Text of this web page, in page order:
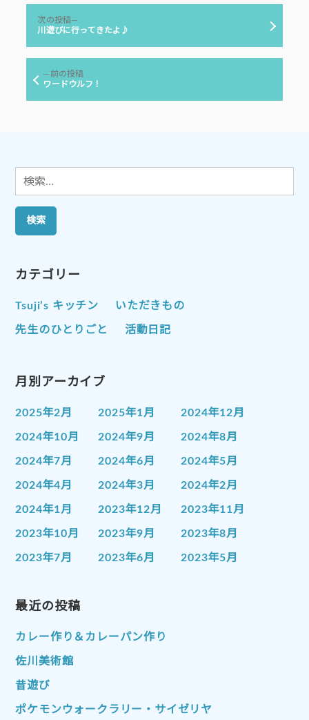
リ
ナ
ー
前の投稿前
の
ワードウルフ！
次の投稿
の
川遊びに行ってきたよ♪
検
索:
カテゴリー
Tsuji’s キッチン いただきもの
先生のひとりごと 活動日記
月別アーカイブ
2025年2月 2025年1月 2024年12月
2024年10月 2024年9月 2024年8月
2024年7月 2024年6月 2024年5月
2024年4月 2024年3月 2024年2月
2024年1月 2023年12月 2023年11月
2023年10月 2023年9月 2023年8月
2023年7月 2023年6月 2023年5月
2023年1月
2022年10月 2022年9月
2022年7月
2022年4月
2022年1月 2021年12月 2021年11月
最近の投稿
カレー作り＆カレーパン作り
佐川美術館
昔遊び
ポケモンウォークラリー・サイゼリヤ